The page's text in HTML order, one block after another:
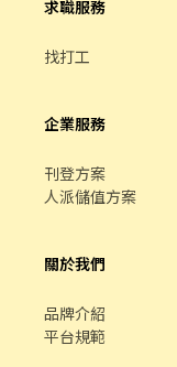
求職服務
找打工
企業服務
刊登方案
人派儲值方案
關於我們
品牌介紹
平台規範